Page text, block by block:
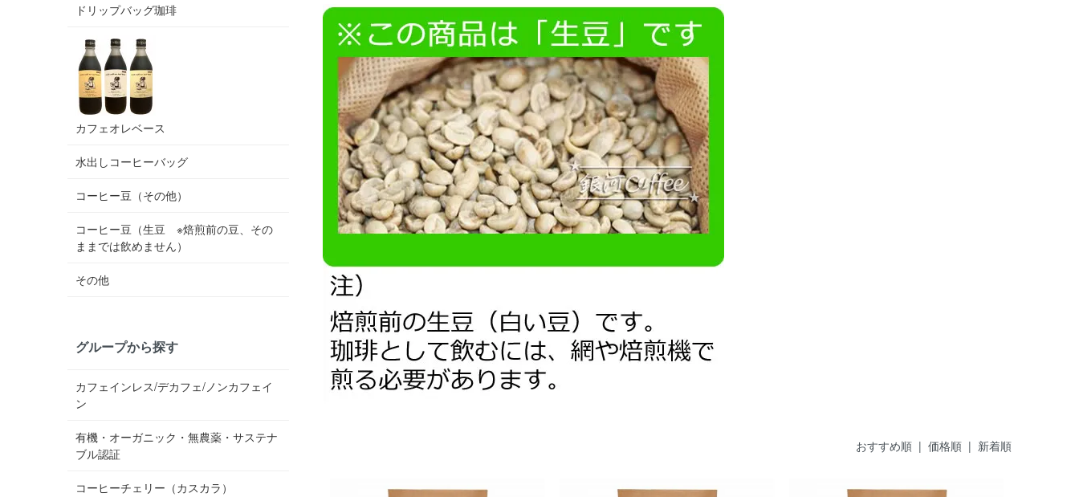
おすすめ順 | 価格順 | 新着順
ドリップバッグ珈琲
カフェオレベース
水出しコーヒーバッグ
コーヒー豆（その他）
コーヒー豆（生豆 ※焙煎前の豆、その
ままでは飲めません）
その他
グループから探す
カフェインレス/デカフェ/ノンカフェイ
ン
有機・オーガニック・無農薬・サステナ
ブル認証
コーヒーチェリー（カスカラ）